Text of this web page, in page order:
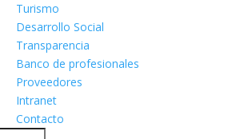
Turismo
Desarrollo Social
Transparencia
Banco de profesionales
Proveedores
Intranet
Contacto